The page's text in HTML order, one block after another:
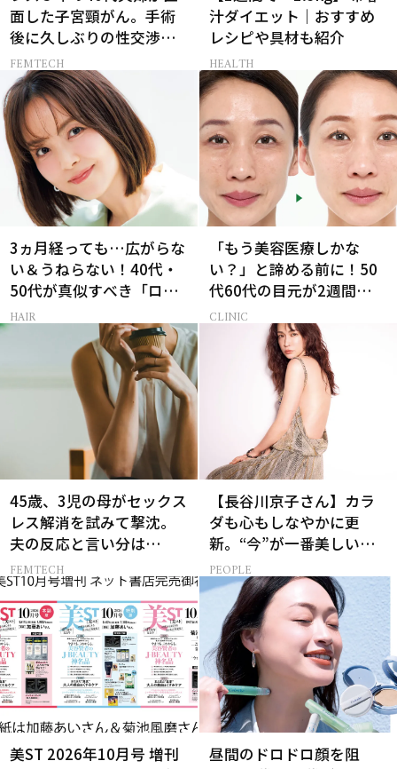
面した子宮頸がん。手術
後に久しぶりの性交渉を
試しみたら…
FEMTECH
汁ダイエット｜おすすめ
レシピや具材も紹介
HEALTH
3ヵ月経っても…広がらな
い＆うねらない！40代・
50代が真似すべき「ロー
レイヤーボブ」
HAIR
「もう美容医療しかな
い？」と諦める前に！50
代60代の目元が2週間で変
化した神レチノール
CLINIC
45歳、3児の母がセックス
レス解消を試みて撃沈。
夫の反応と言い分は…
FEMTECH
【長谷川京子さん】カラ
ダも心もしなやかに更
新。“今”が一番美しい
［特別画像集］
PEOPLE
美ST 2026年10月号 増刊
昼間のドロドロ顔を阻